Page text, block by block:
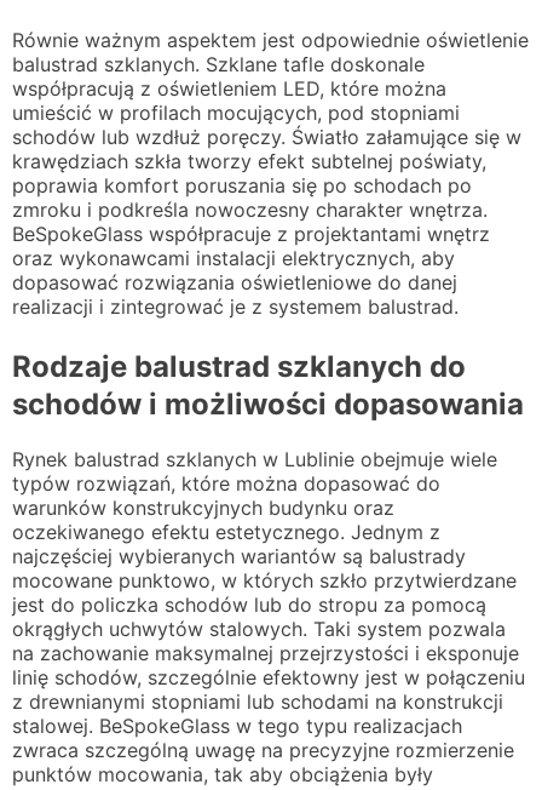
Równie ważnym aspektem jest odpowiednie oświetlenie
balustrad szklanych. Szklane tafle doskonale
współpracują z oświetleniem LED, które można
umieścić w profilach mocujących, pod stopniami
schodów lub wzdłuż poręczy. Światło załamujące się w
krawędziach szkła tworzy efekt subtelnej poświaty,
poprawia komfort poruszania się po schodach po
zmroku i podkreśla nowoczesny charakter wnętrza.
BeSpokeGlass współpracuje z projektantami wnętrz
oraz wykonawcami instalacji elektrycznych, aby
dopasować rozwiązania oświetleniowe do danej
realizacji i zintegrować je z systemem balustrad.
Rodzaje balustrad szklanych do
schodów i możliwości dopasowania
Rynek balustrad szklanych w Lublinie obejmuje wiele
typów rozwiązań, które można dopasować do
warunków konstrukcyjnych budynku oraz
oczekiwanego efektu estetycznego. Jednym z
najczęściej wybieranych wariantów są balustrady
mocowane punktowo, w których szkło przytwierdzane
jest do policzka schodów lub do stropu za pomocą
okrągłych uchwytów stalowych. Taki system pozwala
na zachowanie maksymalnej przejrzystości i eksponuje
linię schodów, szczególnie efektowny jest w połączeniu
z drewnianymi stopniami lub schodami na konstrukcji
stalowej. BeSpokeGlass w tego typu realizacjach
zwraca szczególną uwagę na precyzyjne rozmierzenie
punktów mocowania, tak aby obciążenia były